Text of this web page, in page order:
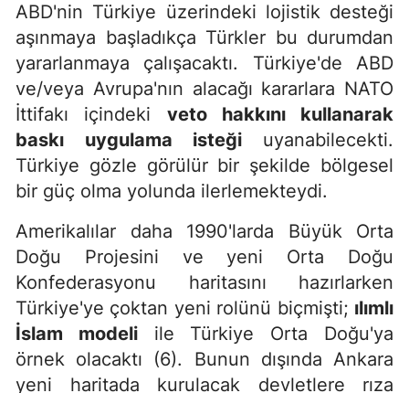
ABD'nin Türkiye üzerindeki lojistik desteği
aşınmaya başladıkça Türkler bu durumdan
yararlanmaya çalışacaktı. Türkiye'de ABD
ve/veya Avrupa'nın alacağı kararlara NATO
İttifakı içindeki veto hakkını kullanarak
baskı uygulama isteği uyanabilecekti.
Türkiye gözle görülür bir şekilde bölgesel
bir güç olma yolunda ilerlemekteydi.
Amerikalılar daha 1990'larda Büyük Orta
Doğu Projesini ve yeni Orta Doğu
Konfederasyonu haritasını hazırlarken
Türkiye'ye çoktan yeni rolünü biçmişti; ılımlı
İslam modeliile Türkiye Orta Doğu'ya
örnek olacaktı (6). Bunun dışında Ankara
yeni haritada kurulacak devletlere rıza